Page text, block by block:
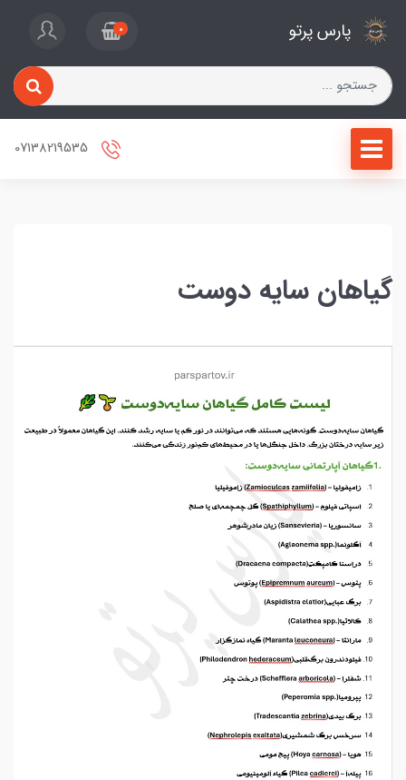
پارس پرتو 0
گیاهان سایه دوست